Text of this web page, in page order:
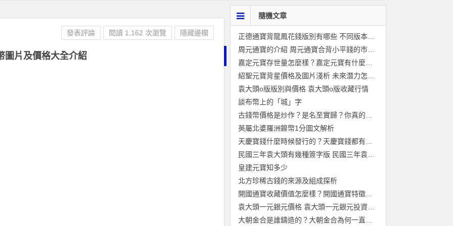
圖片及價格大全介紹
發表評論 閱讀 1,162 次瀏覽 隱藏邊欄
隨機文章
袁大頭o版版別與價格 袁大頭o版收藏行情
談布幣上的「城」字
英屬北婆羅洲鎳幣1分圖文解析
皇建元寶知多少
北方珍稀古錢的來源及組成探析